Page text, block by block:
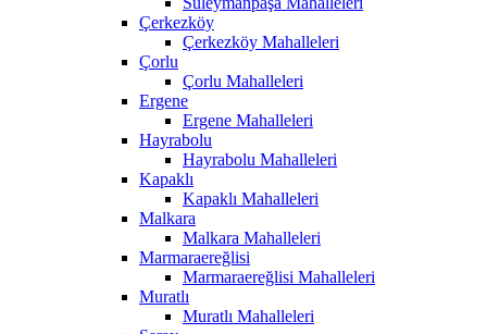
Çerkezköy
Çerkezköy Mahalleleri
Çorlu
Çorlu Mahalleleri
Ergene
Ergene Mahalleleri
Hayrabolu
Hayrabolu Mahalleleri
Kapaklı
Kapaklı Mahalleleri
Malkara
Malkara Mahalleleri
Marmaraereğlisi
Marmaraereğlisi Mahalleleri
Muratlı
Muratlı Mahalleleri